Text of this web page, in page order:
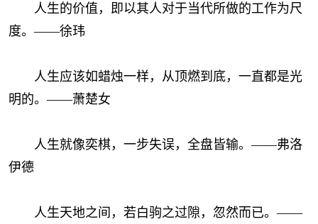
人生的价值，即以其人对于当代所做的工作为尺
度。——徐玮
人生应该如蜡烛一样，从顶燃到底，一直都是光
明的。——萧楚女
人生就像奕棋，一步失误，全盘皆输。——弗洛
伊德
人生天地之间，若白驹之过隙，忽然而已。——